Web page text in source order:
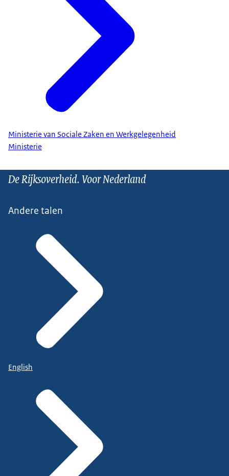
Ministerie van Sociale Zaken en Werkgelegenheid
Ministerie
De Rijksoverheid. Voor Nederland
Andere talen
English